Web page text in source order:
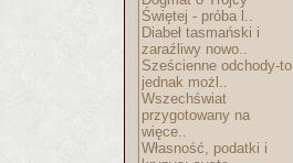
Świętej - próba l..
Diabeł tasmański i
zaraźliwy nowo..
Sześcienne odchody-to
jednak możl..
Wszechświat
przygotowany na
więce..
Własność, podatki i